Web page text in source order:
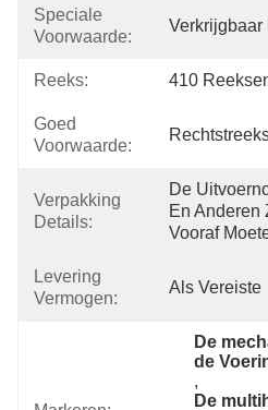
Speciale
Voorwaarde:
Verkrijgbaar
Reeks: 410
Goed
Voorwaarde:
Verpakking
Details:
De
En Anderen
Vooraf
Levering
Vermogen:
Als Vereiste
De
de
,
De